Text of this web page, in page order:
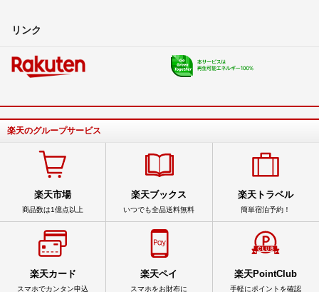
リンク
楽天のグループサービス
楽天市場
商品数は1億点以上
楽天ブックス
いつでも全品送料無料
楽天トラベル
簡単宿泊予約！
楽天カード
スマホでカンタン申込
楽天ペイ
スマホをお財布に
楽天PointClub
手軽にポイントを確認